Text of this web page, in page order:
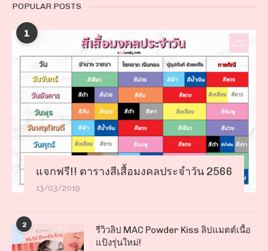
POPULAR POSTS
1
แจกฟรี!! ตารางสีเสื้อมงคลประจำวัน 2566
13/03/2019
2
รีวิวลิป MAC Powder Kiss ลิปแมตต์เนื้อ
แป้งรุ่นใหม่!